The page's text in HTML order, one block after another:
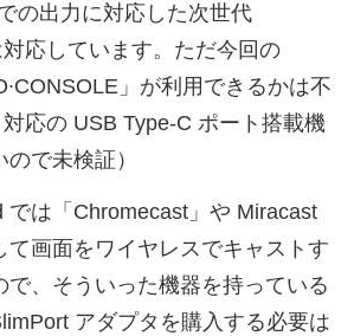
の出力に対応した次世代
対応しています。ただ今回の
」が利用できるかは不
対応の USB Type-C ポート搭載機
で未検証）
では「Chromecast」や Miracast
て画面をワイヤレスでキャストす
で、そういった機器を持っている
アダプタを購入する必要は